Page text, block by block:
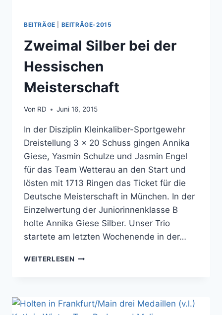
BEITRÄGE BEITRÄGE-2015
Zweimal Silber bei der
Hessischen
Meisterschaft
Von RD Juni 16, 2015
In der Disziplin Kleinkaliber-Sportgewehr
Dreistellung 3 x 20 Schuss gingen Annika
Giese, Yasmin Schulze und Jasmin Engel
für das Team Wetterau an den Start und
lösten mit 1713 Ringen das Ticket für die
Deutsche Meisterschaft in München. In der
Einzelwertung der Juniorinnenklasse B
holte Annika Giese Silber. Unser Trio
startete am letzten Wochenende in der…
WEITERLESEN ZWEIMAL
HESSISCHEN
MEISTERSCHAFT